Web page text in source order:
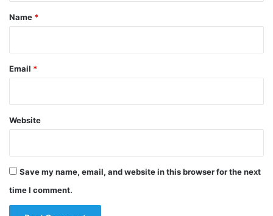
*
Name *
Email *
Website
Save my name, email, and website in this browser for the next
time I comment.